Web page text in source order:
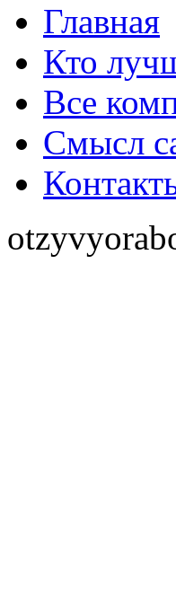
Главная
Кто
Все
Смысл